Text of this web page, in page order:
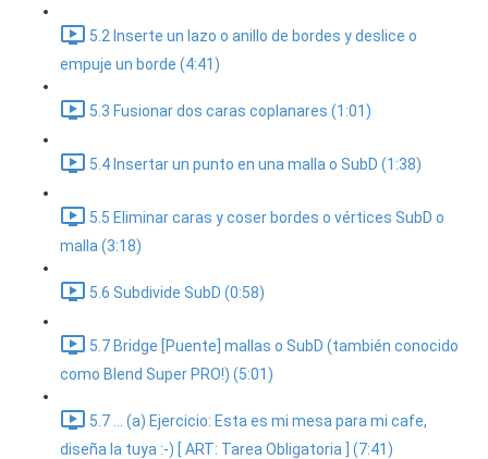
5.2 Inserte un lazo o anillo de bordes y deslice o
empuje un borde (4:41)
5.3 Fusionar dos caras coplanares (1:01)
5.4 Insertar un punto en una malla o SubD (1:38)
5.5 Eliminar caras y coser bordes o vértices SubD o
malla (3:18)
5.6 Subdivide SubD (0:58)
5.7 Bridge [Puente] mallas o SubD (también conocido
como Blend Super PRO!) (5:01)
5.7 ... (a) Ejercicio: Esta es mi mesa para mi cafe,
diseña la tuya :-) [ ART: Tarea Obligatoria ] (7:41)